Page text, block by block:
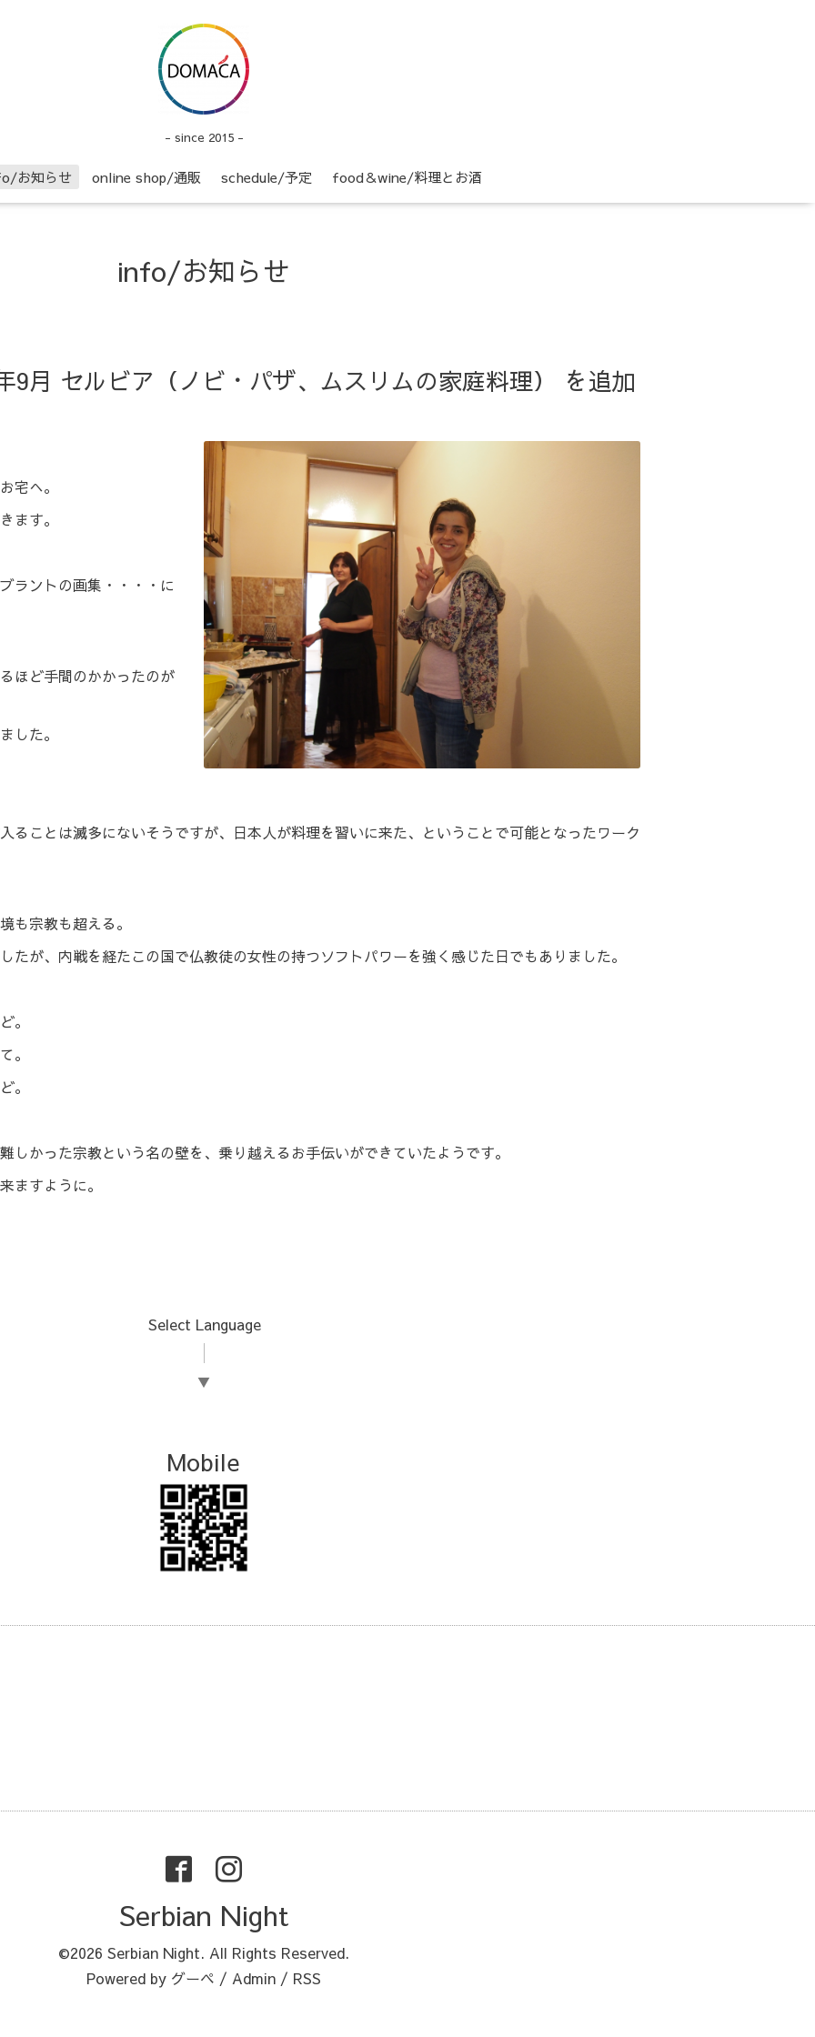
- since 2015 -
お知らせ online shop/通販 schedule/予定 food＆wine/料理とお酒
info/お知らせ
9月 セルビア（ノビ・パザ、ムスリムの家庭料理） を追加
宅へ。
ます。
ラントの画集・・・・に
ほど手間のかかったのが
した。
ることは滅多にないそうですが、日本人が料理を習いに来た、ということで可能となったワーク
も宗教も超える。
たが、内戦を経たこの国で仏教徒の女性の持つソフトパワーを強く感じた日でもありました。
。
。
。
しかった宗教という名の壁を、乗り越えるお手伝いができていたようです。
ますように。
Select Language
▼
Mobile
Serbian Night
©2026 Serbian Night. All Rights Reserved.
Powered by グーペ / Admin / RSS